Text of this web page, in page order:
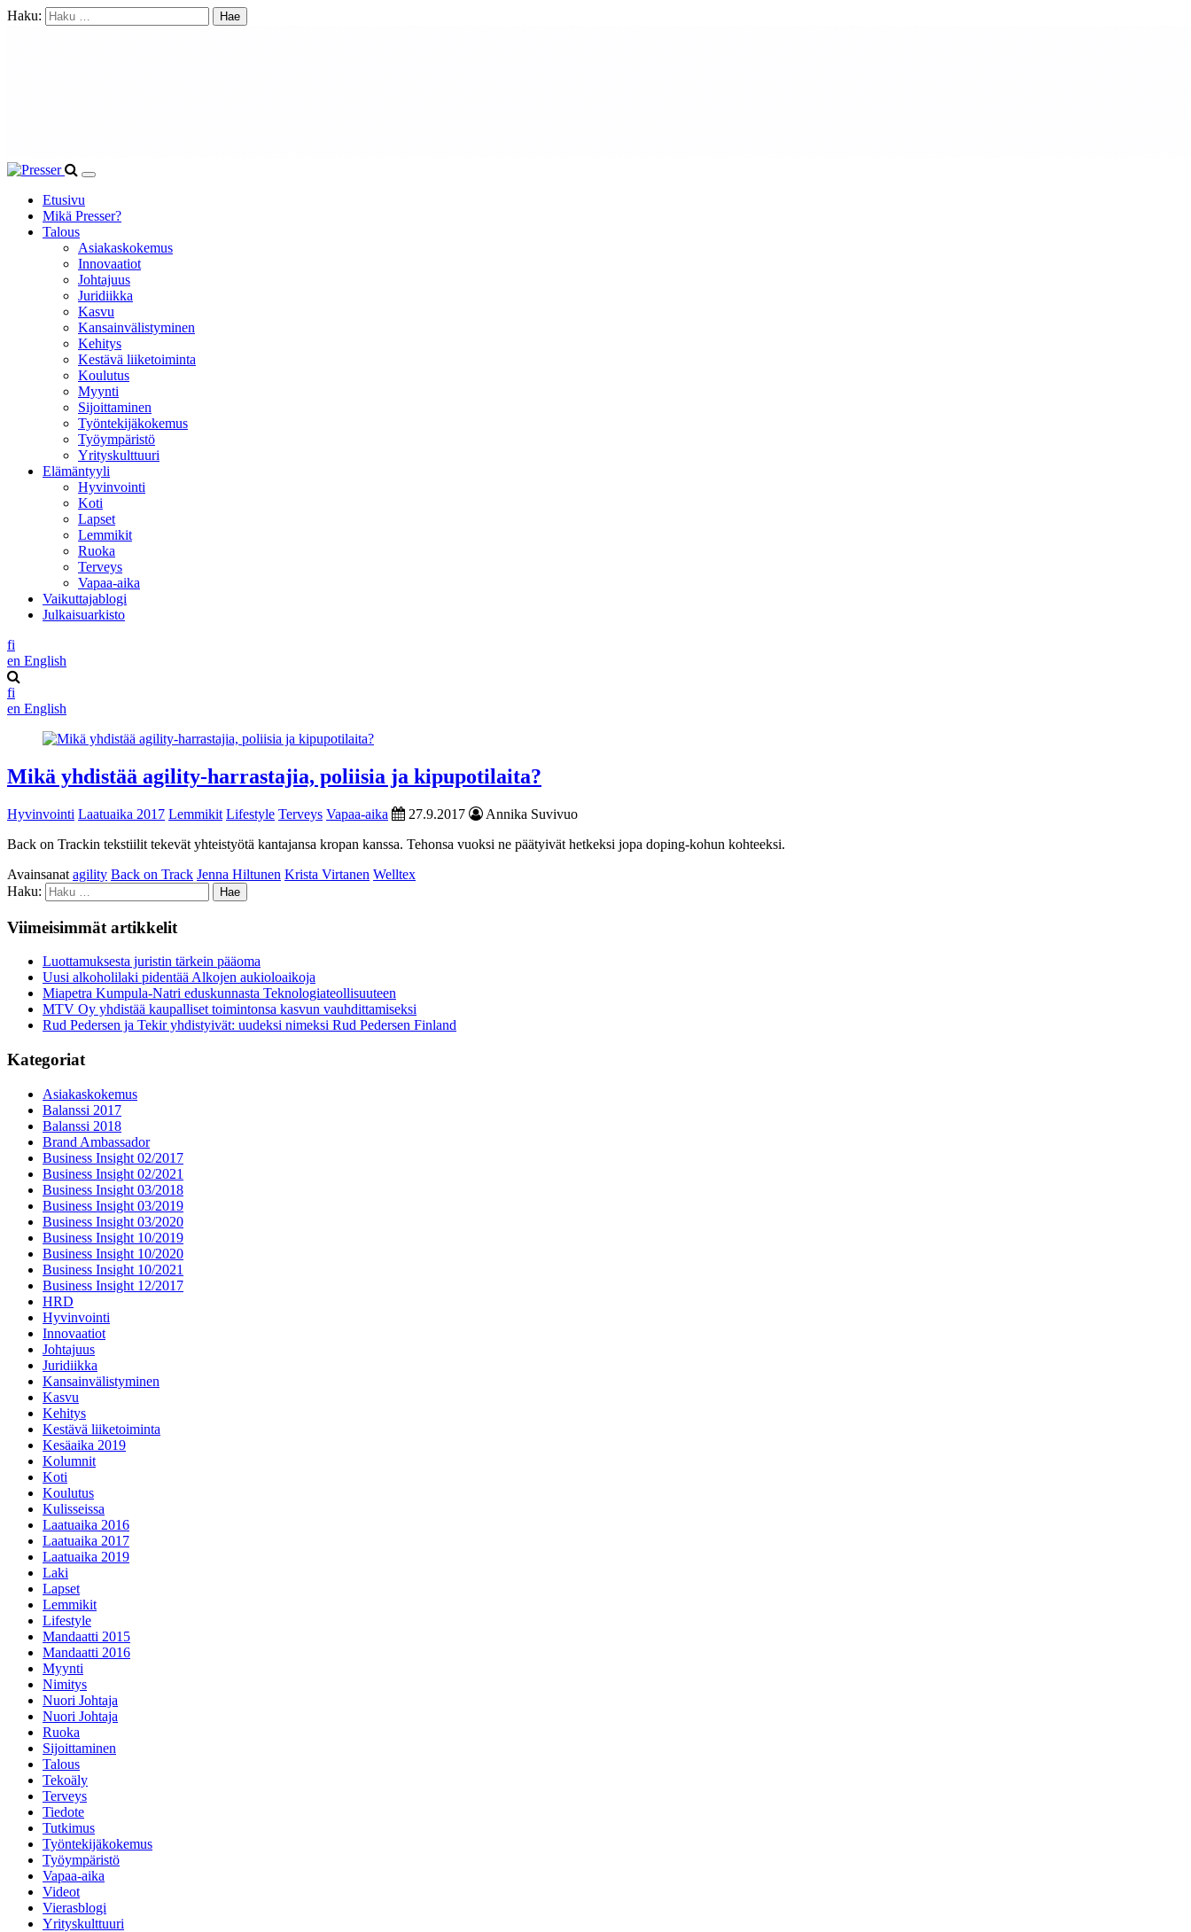
Haku:
Etusivu
Mikä Presser?
Talous
Asiakaskokemus
Innovaatiot
Johtajuus
Juridiikka
Kasvu
Kansainvälistyminen
Kehitys
Kestävä liiketoiminta
Koulutus
Myynti
Sijoittaminen
Työntekijäkokemus
Työympäristö
Yrityskulttuuri
Elämäntyyli
Hyvinvointi
Koti
Lapset
Lemmikit
Ruoka
Terveys
Vapaa-aika
Vaikuttajablogi
Julkaisuarkisto
fi
en English
fi
en English
Mikä yhdistää agility-harrastajia, poliisia ja kipupotilaita?
Hyvinvointi Laatuaika 2017 Lemmikit Lifestyle Terveys Vapaa-aika 27.9.2017
Annika Suvivuo
Back on Trackin tekstiilit tekevät yhteistyötä kantajansa kropan kanssa. Tehonsa vuoksi ne päätyivät hetkeksi jopa doping-kohun kohteeksi.
Avainsanat agility Back on Track Jenna Hiltunen Krista Virtanen Welltex
Haku:
Viimeisimmät artikkelit
Luottamuksesta juristin tärkein pääoma
Uusi alkoholilaki pidentää Alkojen aukioloaikoja
Miapetra Kumpula-Natri eduskunnasta Teknologiateollisuuteen
MTV Oy yhdistää kaupalliset toimintonsa kasvun vauhdittamiseksi
Rud Pedersen ja Tekir yhdistyivät: uudeksi nimeksi Rud Pedersen Finland
Kategoriat
Asiakaskokemus
Balanssi 2017
Balanssi 2018
Brand Ambassador
Business Insight 02/2017
Business Insight 02/2021
Business Insight 03/2018
Business Insight 03/2019
Business Insight 03/2020
Business Insight 10/2019
Business Insight 10/2020
Business Insight 10/2021
Business Insight 12/2017
HRD
Hyvinvointi
Innovaatiot
Johtajuus
Juridiikka
Kansainvälistyminen
Kasvu
Kehitys
Kestävä liiketoiminta
Kesäaika 2019
Kolumnit
Koti
Koulutus
Kulisseissa
Laatuaika 2016
Laatuaika 2017
Laatuaika 2019
Laki
Lapset
Lemmikit
Lifestyle
Mandaatti 2015
Mandaatti 2016
Myynti
Nimitys
Nuori Johtaja
Nuori Johtaja
Ruoka
Sijoittaminen
Talous
Tekoäly
Terveys
Tiedote
Tutkimus
Työntekijäkokemus
Työympäristö
Vapaa-aika
Videot
Vierasblogi
Yrityskulttuuri